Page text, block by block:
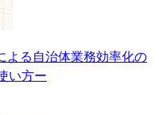
よる自治体業務効率化の
い方ー